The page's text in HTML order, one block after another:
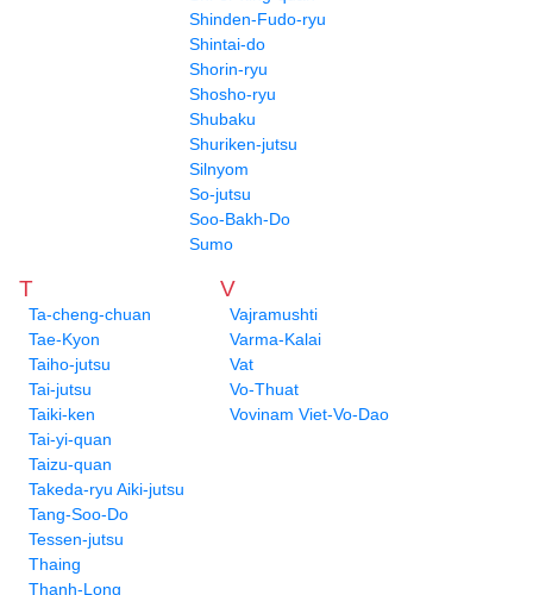
Shinden-Fudo-ryu
Shintai-do
Shorin-ryu
Shosho-ryu
Shubaku
Shuriken-jutsu
Silnyom
So-jutsu
Soo-Bakh-Do
Sumo
T
Ta-cheng-chuan
Tae-Kyon
Taiho-jutsu
Tai-jutsu
Taiki-ken
Tai-yi-quan
Taizu-quan
Takeda-ryu Aiki-jutsu
Tang-Soo-Do
Tessen-jutsu
Thaing
Thanh-Long
V
Vajramushti
Varma-Kalai
Vat
Vo-Thuat
Vovinam Viet-Vo-Dao